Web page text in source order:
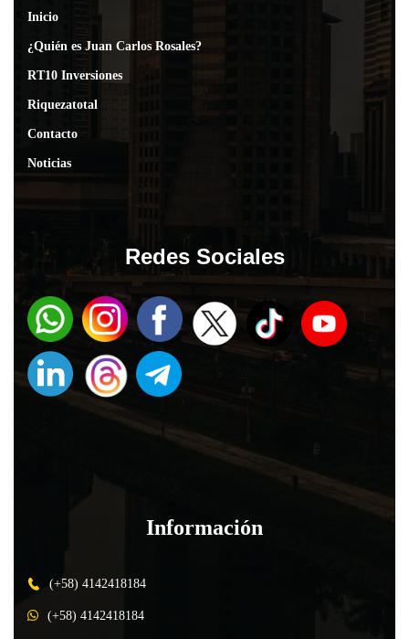
Inicio
¿Quién es Juan Carlos Rosales?
RT10 Inversiones
Riquezatotal
Contacto
Noticias
Redes Sociales
Información
(+58) 4142418184
(+58) 4142418184